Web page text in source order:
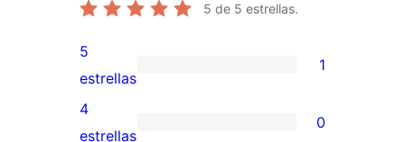
5 de 5 estrellas.
1
valoración
de
5
estrellas
1
0
4
estrellas
0